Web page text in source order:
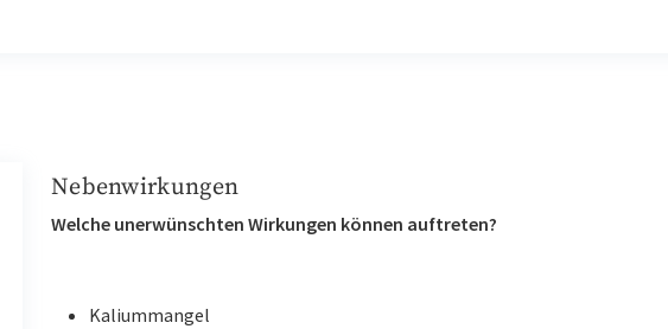
Nebenwirkungen
Welche unerwünschten Wirkungen können auftreten?
Kaliummangel